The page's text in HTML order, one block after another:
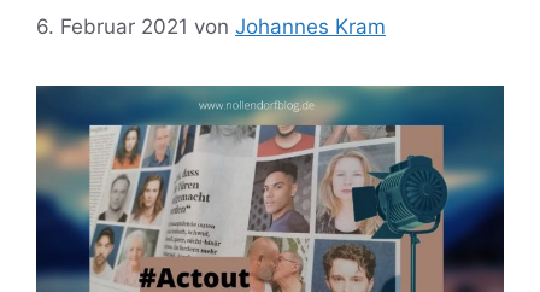
6. Februar 2021 von Johannes Kram